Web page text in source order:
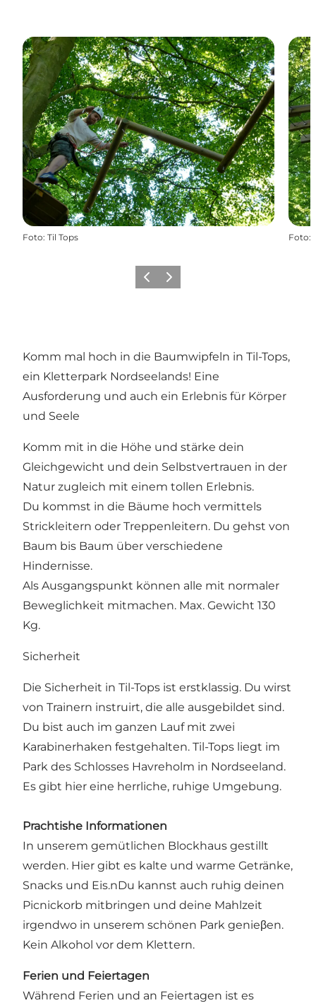
Foto: Til Tops Foto:
ZurückWeiter
Komm mal hoch in die Baumwipfeln in Til-Tops,
ein Kletterpark Nordseelands! Eine
Ausforderung und auch ein Erlebnis für Körper
und Seele
Komm mit in die Höhe und stärke dein
Gleichgewicht und dein Selbstvertrauen in der
Natur zugleich mit einem tollen Erlebnis.
Du kommst in die Bäume hoch vermittels
Strickleitern oder Treppenleitern. Du gehst von
Baum bis Baum über verschiedene
Hindernisse.
Als Ausgangspunkt können alle mit normaler
Beweglichkeit mitmachen. Max. Gewicht 130
Kg.
Sicherheit
Die Sicherheit in Til-Tops ist erstklassig. Du wirst
von Trainern instruirt, die alle ausgebildet sind.
Du bist auch im ganzen Lauf mit zwei
Karabinerhaken festgehalten. Til-Tops liegt im
Park des Schlosses Havreholm in Nordseeland.
Es gibt hier eine herrliche, ruhige Umgebung.
Prachtishe Informationen
In unserem gemütlichen Blockhaus gestillt
werden. Hier gibt es kalte und warme Getränke,
Snacks und Eis.nDu kannst auch ruhig deinen
Picnickorb mitbringen und deine Mahlzeit
irgendwo in unserem schönen Park genieβen.
Kein Alkohol vor dem Klettern.
Ferien und Feiertagen
Während Ferien und an Feiertagen ist es